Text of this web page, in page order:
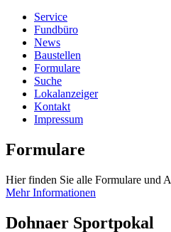
Service
Fundbüro
News
Baustellen
Formulare
Suche
Lokalanzeiger
Kontakt
Impressum
Formulare
Hier finden Sie alle Formulare und
Mehr Informationen
Dohnaer Sportpokal